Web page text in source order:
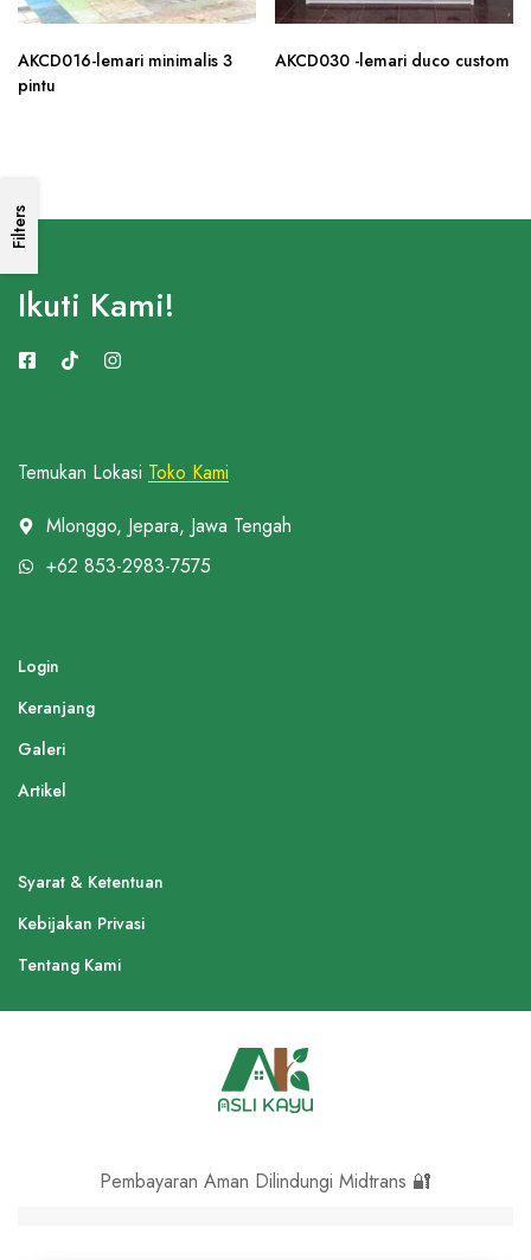
Filters
AKCD016-lemari minimalis 3
pintu
AKCD030 -lemari duco custom
Temukan Lokasi Toko Kami
Mlonggo, Jepara, Jawa Tengah
+62 853-2983-7575
Login
Keranjang
Galeri
Artikel
Syarat & Ketentuan
Kebijakan Privasi
Tentang Kami
Ikuti Kami!
Pembayaran Aman Dilindungi Midtrans 🔐